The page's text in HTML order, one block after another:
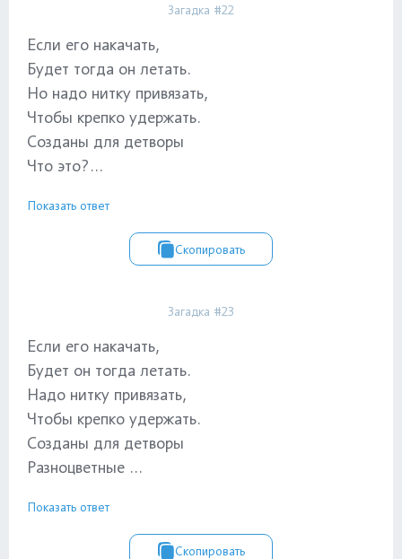
Загадка #22
Если его накачать,
Будет тогда он летать.
Но надо нитку привязать,
Чтобы крепко удержать.
Созданы для детворы
Что это?...
Показать ответ
Скопировать
Загадка #23
Если его накачать,
Будет он тогда летать.
Надо нитку привязать,
Чтобы крепко удержать.
Созданы для детворы
Разноцветные ...
Показать ответ
Скопировать